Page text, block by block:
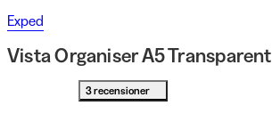
Exped
Vista Organiser A5 Transparent
3 recensioner